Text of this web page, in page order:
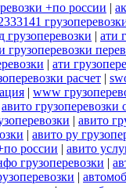
+по россии |
| ати
грузоперевозки
| ати
расчет |
| www
авито грузоперевозки
| авито
| авито ру
россии | авито
грузоперевозки |
|